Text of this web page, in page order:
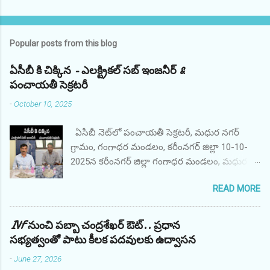
Popular posts from this blog
ఏసీబీ కి చిక్కిన - ఎలక్ట్రికల్ సబ్ ఇంజనీర్ &
పంచాయతీ సెక్రటరీ
-October 10, 2025
ఏసీబీ నెట్‌లో పంచాయతీ సెక్రటరీ, మధుర నగర్
గ్రామం, గంగాధర మండలం, కరీంనగర్ జిల్లా 10-10-
2025న కరీంనగర్ జిల్లా గంగాధర మండలం, మధుర
ఇందిరమ్మ గృహనిర్మాణ పథకం కోసం ఫిర్యాదుదారుడి
ఫైల్‌ను ప్రాసెస్ చేయడానికి అధికారిక అనుకూలంగా
వ్యవహరించినందుకు ఫిర్యాదుదారుడి నుండి రూ.
10,000/- లంచం డిమాండ్ చేసి స్వీకరించినప్పుడు
తెలంగాణ ACB, కరీంనగర్ యూనిట్ వారు రెడ్
READ MORE
IVF నుంచి పబ్బా చంద్రశేఖర్ ఔట్.. ప్రధాన
సభ్యత్వంతో పాటు కీలక పదవులకు ఉద్వాసన
-June 27, 2026